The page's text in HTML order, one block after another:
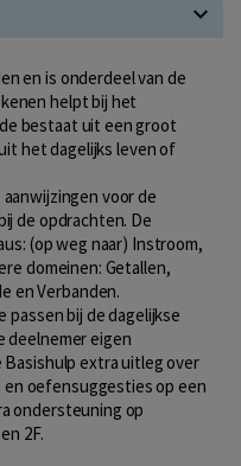
en is onderdeel van de
helpt bij het
bestaat uit een groot
het dagelijks leven of
voor de
de opdrachten. De
(op weg naar) Instroom,
domeinen: Getallen,
en Verbanden.
passen bij de dagelijkse
deelnemer eigen
extra uitleg over
oefensuggesties op een
ondersteuning op
2F.